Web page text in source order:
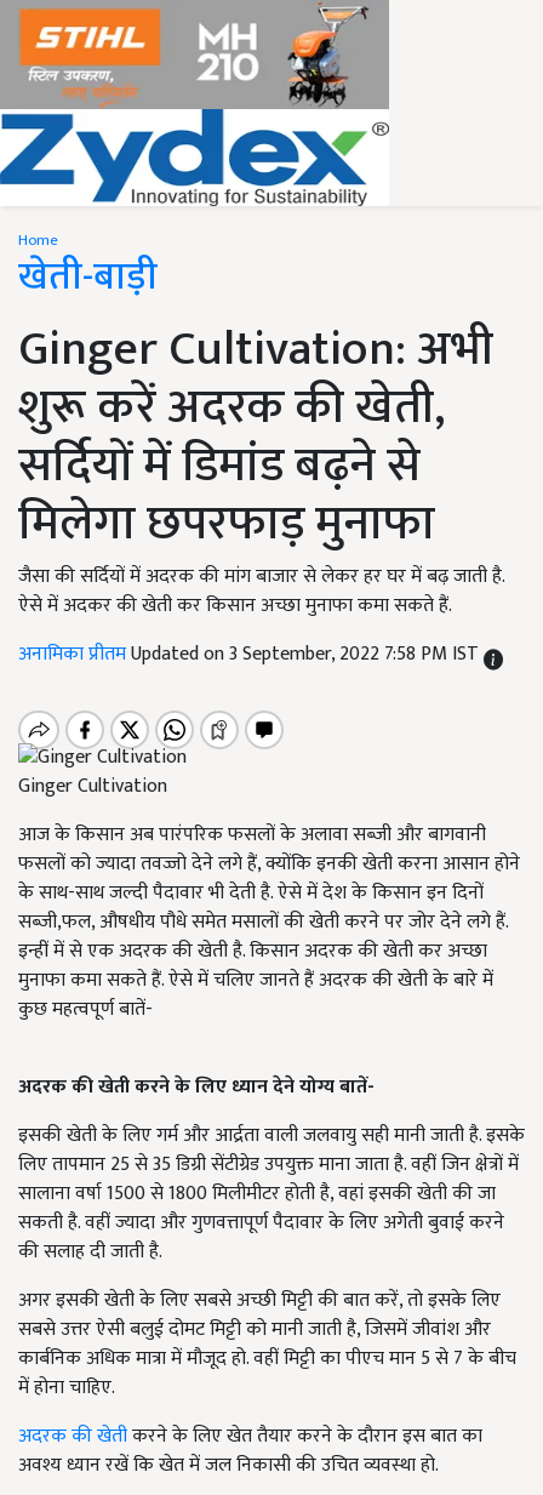
Home
खेती-बाड़ी
Ginger Cultivation: अभी
शुरू करें अदरक की खेती,
सर्दियों में डिमांड बढ़ने से
मिलेगा छपरफाड़ मुनाफा
जैसा की सर्दियों में अदरक की मांग बाजार से लेकर हर घर में बढ़ जाती है.
ऐसे में अदकर की खेती कर किसान अच्छा मुनाफा कमा सकते हैं.
अनामिका प्रीतमUpdated on 3 September, 2022 7:58 PM IST
Ginger Cultivation
आज के किसान अब पारंपरिक फसलों के अलावा सब्जी और बागवानी
फसलों को ज्यादा तवज्जो देने लगे हैं, क्योंकि इनकी खेती करना आसान होने
के साथ-साथ जल्दी पैदावार भी देती है. ऐसे में देश के किसान इन दिनों
सब्जी,फल, औषधीय पौधे समेत मसालों की खेती करने पर जोर देने लगे हैं.
इन्हीं में से एक अदरक की खेती है. किसान अदरक की खेती कर अच्छा
मुनाफा कमा सकते हैं. ऐसे में चलिए जानते हैं अदरक की खेती के बारे में
कुछ महत्वपूर्ण बातें-
अदरक की खेती करने के लिए ध्यान देने योग्य बातें-
इसकी खेती के लिए गर्म और आर्द्रता वाली जलवायु सही मानी जाती है. इसके
लिए तापमान 25 से 35 डिग्री सेंटीग्रेड उपयुक्त माना जाता है. वहीं जिन क्षेत्रों में
सालाना वर्षा 1500 से 1800 मिलीमीटर होती है, वहां इसकी खेती की जा
सकती है. वहीं ज्यादा और गुणवत्तापूर्ण पैदावार के लिए अगेती बुवाई करने
की सलाह दी जाती है.
अगर इसकी खेती के लिए सबसे अच्छी मिट्टी की बात करें, तो इसके लिए
सबसे उत्तर ऐसी बलुई दोमट मिट्टी को मानी जाती है, जिसमें जीवांश और
कार्बनिक अधिक मात्रा में मौजूद हो. वहीं मिट्टी का पीएच मान 5 से 7 के बीच
में होना चाहिए.
अदरक की खेतीकरने के लिए खेत तैयार करने के दौरान इस बात का
अवश्य ध्यान रखें कि खेत में जल निकासी की उचित व्यवस्था हो.